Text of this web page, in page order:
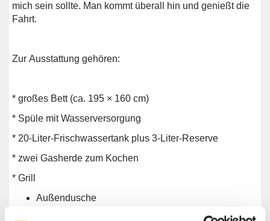
mich sein sollte. Man kommt überall hin und genießt die
Fahrt.
Zur Ausstattung gehören:
* großes Bett (ca. 195 × 160 cm)
* Spüle mit Wasserversorgung
* 20-Liter-Frischwassertank plus 3-Liter-Reserve
* zwei Gasherde zum Kochen
* Grill
Außendusche